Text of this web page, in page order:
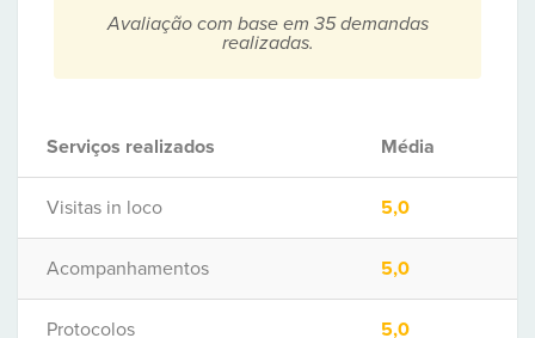
Avaliação com base em 35 demandas
realizadas.
Serviços realizados Média
Visitas in loco 5,0
Acompanhamentos 5,0
Protocolos 5,0